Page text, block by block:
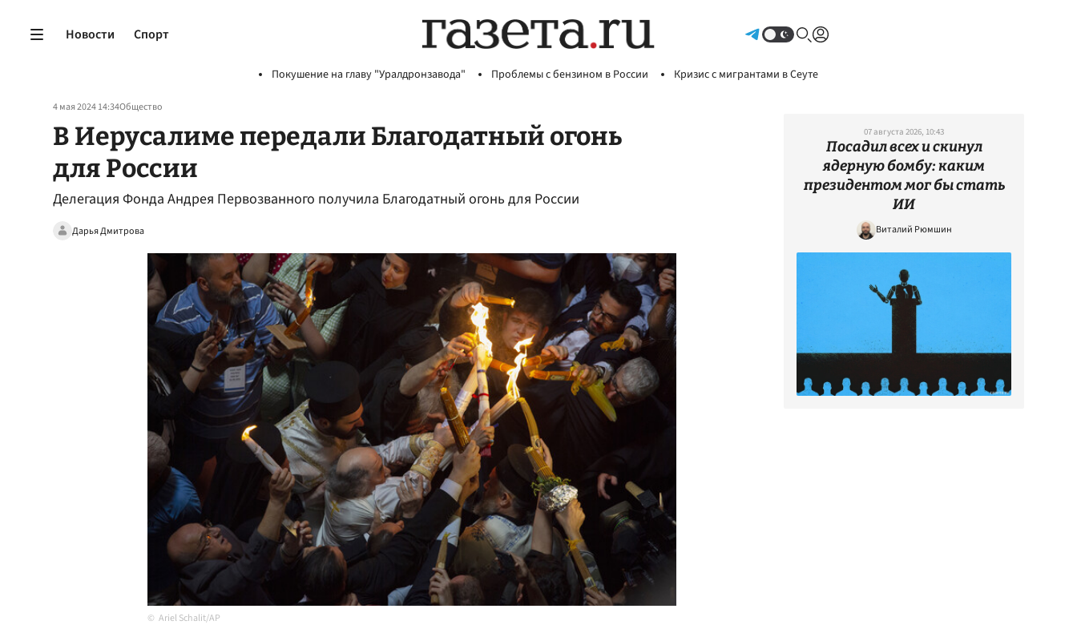
Новости Спорт
Покушение на главу "Уралдронзавода" Проблемы с бензином в России Кризис с мигрантами в Сеуте
4 мая 2024 14:34Общество
В Иерусалиме передали Благодатный огонь
для России
Делегация Фонда Андрея Первозванного получила Благодатный огонь для России
Дарья Дмитрова
Ariel Schalit/AP
07 августа 2026, 10:43
Посадил всех и скинул
ядерную бомбу: каким
президентом мог бы стать
ИИ
Виталий Рюмшин